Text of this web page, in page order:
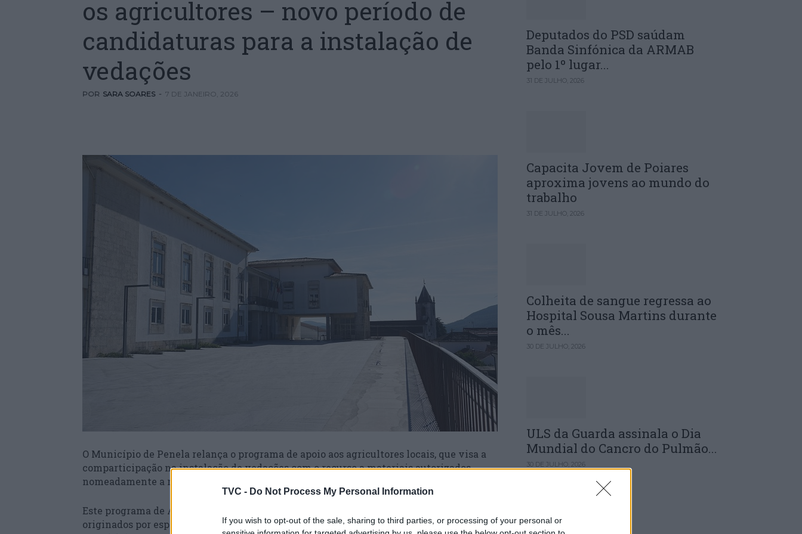
TVC - Do Not Process My Personal Information
If you wish to opt-out of the sale, sharing to third parties, or processing of your personal or
os agricultores – novo período de
candidaturas para a instalação de
vedações
POR SARA SOARES - 7 DE JANEIRO, 2026
O Município de Penela relança o programa de apoio aos agricultores locais, que visa a
comparticipação na instalação de vedações com o recurso a materiais autorizados,
nomeadamente a rede metálica ou plástica e estacas de madeira.
Este programa de Apoio à Agricultura tem o propósito de minimizar os prejuízos
originados por espécies cinegéticas, como o javali e veados. Desta forma, a medida
Deputados do PSD saúdam
Banda Sinfónica da ARMAB
pelo 1º lugar...
31 DE JULHO, 2026
Capacita Jovem de Poiares
aproxima jovens ao mundo do
trabalho
31 DE JULHO, 2026
Colheita de sangue regressa ao
Hospital Sousa Martins durante
o mês...
30 DE JULHO, 2026
ULS da Guarda assinala o Dia
Mundial do Cancro do Pulmão...
30 DE JULHO, 2026